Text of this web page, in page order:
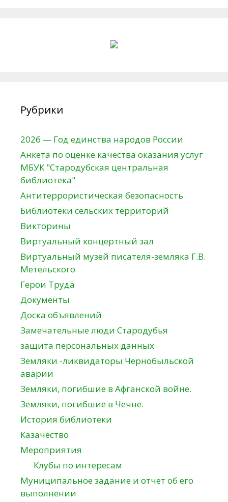
Рубрики
2026 — Год единства народов России
Анкета по оценке качества оказания услуг
МБУК "Стародубская центральная
библиотека"
Антитеррористическая безопасность
Библиотеки сельских территорий
Викторины
Виртуальный концертный зал
Виртуальный музей писателя-земляка Г.В.
Метельского
Герои Труда
Документы
Доска объявлений
Замечательные люди Стародубья
защита персональных данных
Земляки -ликвидаторы Чернобыльской
аварии
Земляки, погибшие в Афганской войне.
Земляки, погибшие в Чечне.
История библиотеки
Казачество
Мероприятия
Клубы по интересам
Муниципальное задание и отчет об его
выполнении